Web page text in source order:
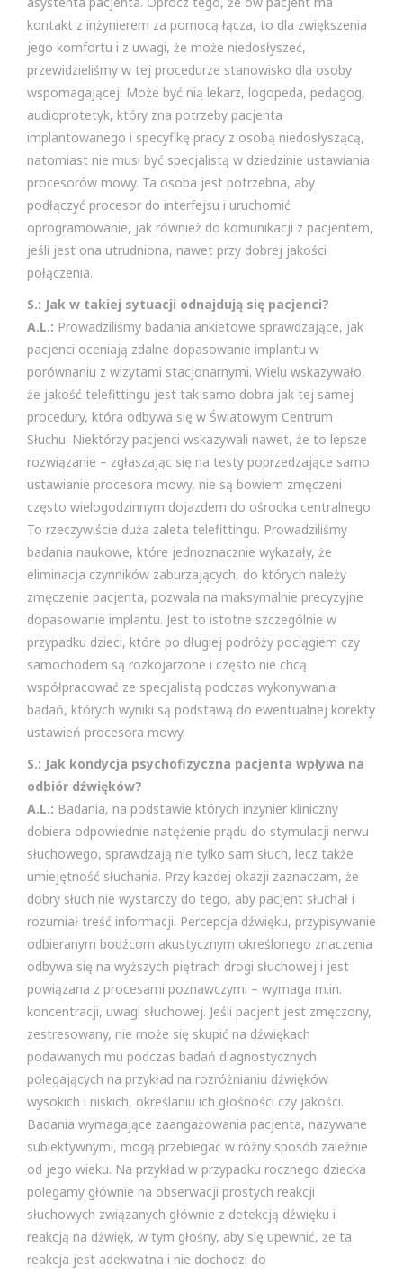
kontakt z inżynierem za pomocą łącza, to dla zwiększenia
jego komfortu i z uwagi, że może niedosłyszeć,
przewidzieliśmy w tej procedurze stanowisko dla osoby
wspomagającej. Może być nią lekarz, logopeda, pedagog,
audioprotetyk, który zna potrzeby pacjenta
implantowanego i specyfikę pracy z osobą niedosłyszącą,
natomiast nie musi być specjalistą w dziedzinie ustawiania
procesorów mowy. Ta osoba jest potrzebna, aby
podłączyć procesor do interfejsu i uruchomić
oprogramowanie, jak również do komunikacji z pacjentem,
jeśli jest ona utrudniona, nawet przy dobrej jakości
połączenia.
S.: Jak w takiej sytuacji odnajdują się pacjenci?
A.L.: Prowadziliśmy badania ankietowe sprawdzające, jak
pacjenci oceniają zdalne dopasowanie implantu w
porównaniu z wizytami stacjonarnymi. Wielu wskazywało,
że jakość telefittingu jest tak samo dobra jak tej samej
procedury, która odbywa się w Światowym Centrum
Słuchu. Niektórzy pacjenci wskazywali nawet, że to lepsze
rozwiązanie – zgłaszając się na testy poprzedzające samo
ustawianie procesora mowy, nie są bowiem zmęczeni
często wielogodzinnym dojazdem do ośrodka centralnego.
To rzeczywiście duża zaleta telefittingu. Prowadziliśmy
badania naukowe, które jednoznacznie wykazały, że
eliminacja czynników zaburzających, do których należy
zmęczenie pacjenta, pozwala na maksymalnie precyzyjne
dopasowanie implantu. Jest to istotne szczególnie w
przypadku dzieci, które po długiej podróży pociągiem czy
samochodem są rozkojarzone i często nie chcą
współpracować ze specjalistą podczas wykonywania
badań, których wyniki są podstawą do ewentualnej korekty
ustawień procesora mowy.
S.: Jak kondycja psychofizyczna pacjenta wpływa na
odbiór dźwięków?
A.L.: Badania, na podstawie których inżynier kliniczny
dobiera odpowiednie natężenie prądu do stymulacji nerwu
słuchowego, sprawdzają nie tylko sam słuch, lecz także
umiejętność słuchania. Przy każdej okazji zaznaczam, że
dobry słuch nie wystarczy do tego, aby pacjent słuchał i
rozumiał treść informacji. Percepcja dźwięku, przypisywanie
odbieranym bodźcom akustycznym określonego znaczenia
odbywa się na wyższych piętrach drogi słuchowej i jest
powiązana z procesami poznawczymi – wymaga m.in.
koncentracji, uwagi słuchowej. Jeśli pacjent jest zmęczony,
zestresowany, nie może się skupić na dźwiękach
podawanych mu podczas badań diagnostycznych
polegających na przykład na rozróżnianiu dźwięków
wysokich i niskich, określaniu ich głośności czy jakości.
Badania wymagające zaangażowania pacjenta, nazywane
subiektywnymi, mogą przebiegać w różny sposób zależnie
od jego wieku. Na przykład w przypadku rocznego dziecka
polegamy głównie na obserwacji prostych reakcji
słuchowych związanych głównie z detekcją dźwięku i
reakcją na dźwięk, w tym głośny, aby się upewnić, że ta
reakcja jest adekwatna i nie dochodzi do